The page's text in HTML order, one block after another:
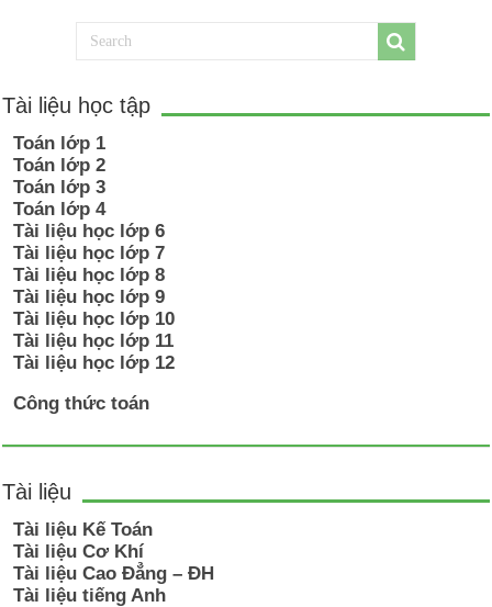
Tài liệu học tập
Toán lớp 1
Toán lớp 2
Toán lớp 3
Toán lớp 4
Tài liệu học lớp 6
Tài liệu học lớp 7
Tài liệu học lớp 8
Tài liệu học lớp 9
Tài liệu học lớp 10
Tài liệu học lớp 11
Tài liệu học lớp 12
Công thức toán
Tài liệu
Tài liệu Kế Toán
Tài liệu Cơ Khí
Tài liệu Cao Đẳng – ĐH
Tài liệu tiếng Anh